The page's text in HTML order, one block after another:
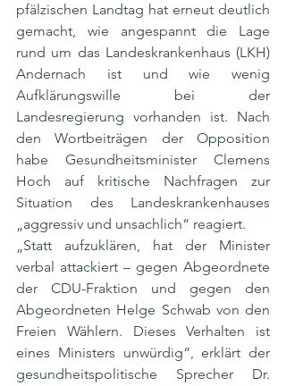
pfälzischen Landtag hat erneut deutlich
gemacht, wie angespannt die Lage
rund um das Landeskrankenhaus (LKH)
Andernach ist und wie wenig
Aufklärungswille bei der
Landesregierung vorhanden ist. Nach
den Wortbeiträgen der Opposition
habe Gesundheitsminister Clemens
Hoch auf kritische Nachfragen zur
Situation des Landeskrankenhauses
„aggressiv und unsachlich“ reagiert.
„Statt aufzuklären, hat der Minister
verbal attackiert – gegen Abgeordnete
der CDU-Fraktion und gegen den
Abgeordneten Helge Schwab von den
Freien Wählern. Dieses Verhalten ist
eines Ministers unwürdig“, erklärt der
gesundheitspolitische Sprecher Dr.